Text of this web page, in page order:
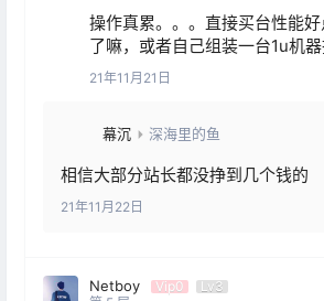
操作真累。。。直接买台性能
了嘛，或者自己组装一台1u机
21年11月21日
幕沉 深海里的鱼
相信大部分站长都没挣到几个钱的
21年11月22日
Netboy Vip0
Lv3